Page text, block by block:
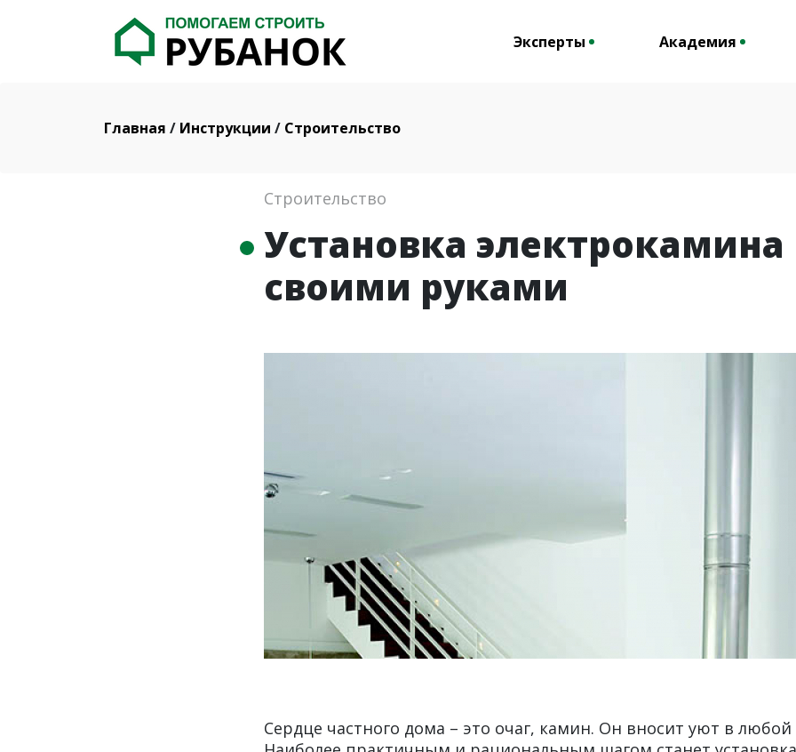
Эксперты Академия
Главная / Инструкции / Строительство
Строительство
Установка электрокамина
своими руками
Сердце частного дома – это очаг, камин. Он вносит уют в